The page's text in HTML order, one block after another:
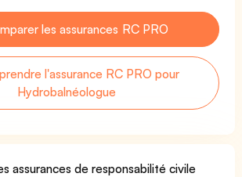
les assurances RC PRO
l'assurance RC PRO pour
Hydrobalnéologue
assurances de responsabilité civile